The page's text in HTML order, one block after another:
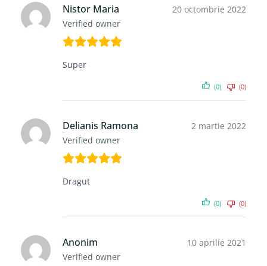
Nistor Maria
Verified owner
20 octombrie 2022
Super
(0) (0)
Delianis Ramona
Verified owner
2 martie 2022
Dragut
(0) (0)
Anonim
Verified owner
10 aprilie 2021